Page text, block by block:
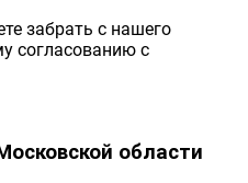
забрать с нашего
согласованию с
области